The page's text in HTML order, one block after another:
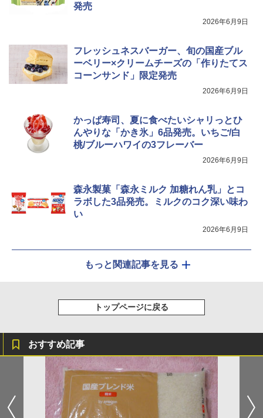
発売
2026年6月9日
フレッシュネスバーガー、旬の国産ブル
ーベリー×クリームチーズの「作りたてス
コーンサンド」限定発売
2026年6月9日
かっぱ寿司、夏に食べたいシャリっとひ
んやりな「かき氷」6品発売。いちご/白
桃/ブルーハワイの3フレーバー
2026年6月9日
森永製菓「森永ミルク 加糖れん乳」とコ
ラボした3品発売。ミルクのコク深い味わ
い
2026年6月9日
もっと関連記事を見る
トップページに戻る
おすすめ記事